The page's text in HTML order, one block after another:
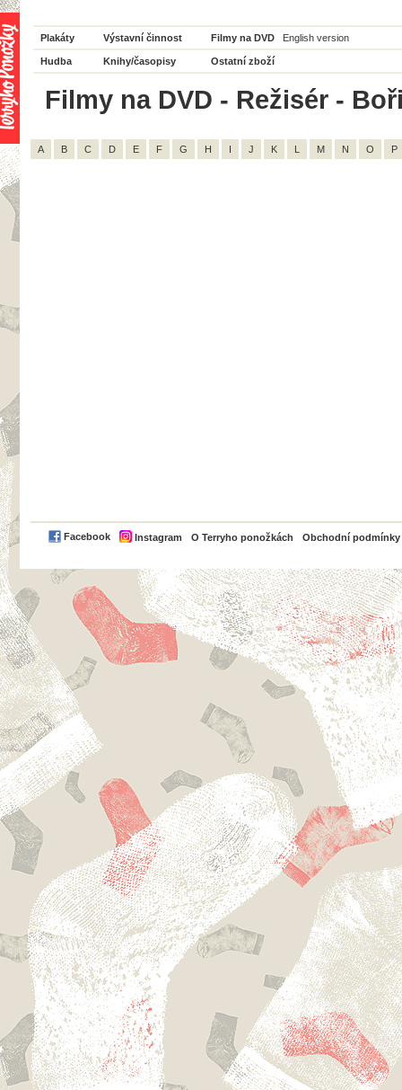
Plakáty Výstavní činnost Filmy na DVD English version
Hudba Knihy/časopisy Ostatní zboží
Filmy na DVD - Režisér -
A B C D E F G H I J K L M N O P
Facebook Instagram O Terryho ponožkách Obchodní podmínky
PayPal